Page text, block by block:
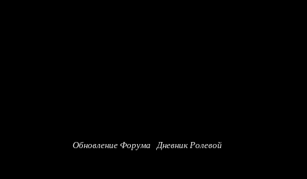
Обновление Форума Дневник Ролевой